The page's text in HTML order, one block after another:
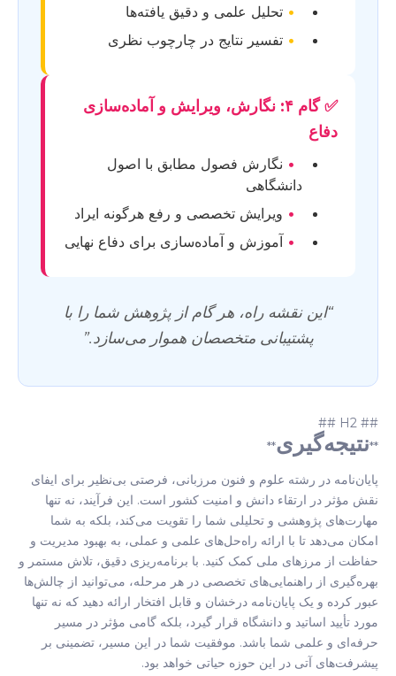
• تحلیل علمی و دقیق یافته‌ها
• تفسیر نتایج در چارچوب نظری
✅ گام ۴: نگارش، ویرایش و آماده‌سازی
دفاع
• نگارش فصول مطابق با اصول
دانشگاهی
• ویرایش تخصصی و رفع هرگونه ایراد
• آموزش و آماده‌سازی برای دفاع نهایی
“این نقشه راه، هر گام از پژوهش شما را با
پشتیبانی متخصصان هموار می‌سازد.”
## H2 ##
**نتیجه‌گیری**
پایان‌نامه در رشته علوم و فنون مرزبانی، فرصتی بی‌نظیر برای ایفای
نقش مؤثر در ارتقاء دانش و امنیت کشور است. این فرآیند، نه تنها
مهارت‌های پژوهشی و تحلیلی شما را تقویت می‌کند، بلکه به شما
امکان می‌دهد تا با ارائه راه‌حل‌های علمی و عملی، به بهبود مدیریت و
حفاظت از مرزهای ملی کمک کنید. با برنامه‌ریزی دقیق، تلاش مستمر و
بهره‌گیری از راهنمایی‌های تخصصی در هر مرحله، می‌توانید از چالش‌ها
عبور کرده و یک پایان‌نامه درخشان و قابل افتخار ارائه دهید که نه تنها
مورد تأیید اساتید و دانشگاه قرار گیرد، بلکه گامی مؤثر در مسیر
حرفه‌ای و علمی شما باشد. موفقیت شما در این مسیر، تضمینی بر
پیشرفت‌های آتی در این حوزه حیاتی خواهد بود.